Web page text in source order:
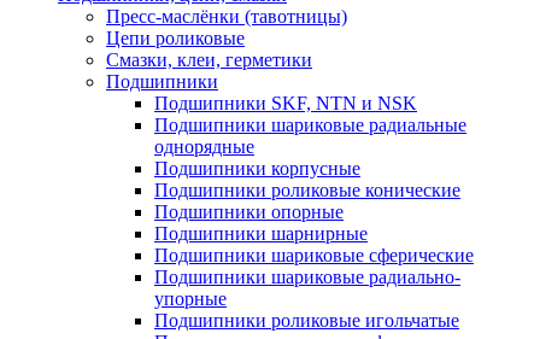
Пресс-маслёнки (тавотницы)
Цепи роликовые
Смазки, клеи, герметики
Подшипники
Подшипники SKF, NTN и NSK
Подшипники шариковые радиальные
однорядные
Подшипники корпусные
Подшипники роликовые конические
Подшипники опорные
Подшипники шарнирные
Подшипники шариковые сферические
Подшипники шариковые радиально-
упорные
Подшипники роликовые игольчатые